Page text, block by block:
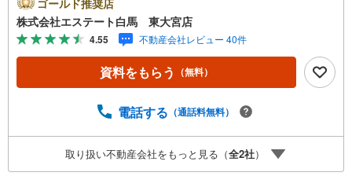
気のリモート見学・リモート相談サービス～・小さいお子
様や家事で外出できない、天気が悪く外出したくない時・L
INEやZOOMなど無料のアプリですぐにご利用いただけま
す・リモート見学はスタッフがご興味ある物件の現地から
映像をお届けします・写真では伝わりにくい「空気感」や
しっかり確認できます・リモート相談は第三者による住宅
対1で・バーチャル背景でプライバシーも安心・忙しいパー
トナーに変わって予め確認も・別々の場所から家族みんな
で参加もできます・お気軽にご相談下さい～営業時間～9:3
株式会社エステート白馬 東大宮店
4.55 不動産会社レビュー 40件
資料をもらう （無料）
電話する （通話料無料）
取り扱い不動産会社をもっと見る（全2社）